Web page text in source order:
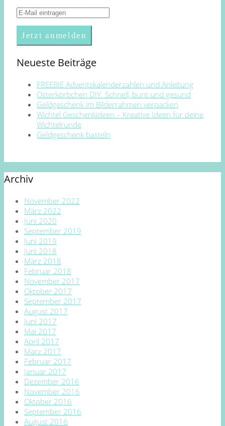
Neueste Beiträge
FREEBIE Adventskalenderzahlen und Anleitung
Osterkörbchen DIY. Schnell, bunt und gesund
Geldgeschenk im Bilderrahmen verpacken
Wichtel Geschenkideen – Kreative Ideen für deine
Wichtelrunde
Geldgeschenk basteln
Archiv
November 2022
März 2022
Juni 2020
September 2019
Juni 2019
Juni 2018
März 2018
Februar 2018
November 2017
Oktober 2017
September 2017
August 2017
Juni 2017
Mai 2017
April 2017
März 2017
Februar 2017
Januar 2017
Dezember 2016
November 2016
Oktober 2016
September 2016
August 2016